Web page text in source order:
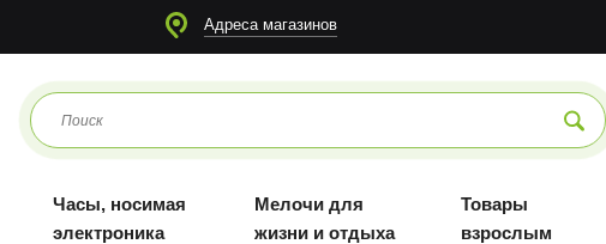
Адреса магазинов
Часы, носимая
электроника
Мелочи для
жизни и отдыха
Товары
взрослым